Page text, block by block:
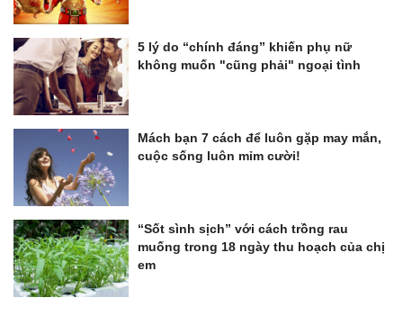
5 lý do “chính đáng” khiến phụ nữ
không muốn "cũng phải" ngoại tình
Mách bạn 7 cách để luôn gặp may mắn,
cuộc sống luôn mỉm cười!
“Sốt sình sịch” với cách trồng rau
muống trong 18 ngày thu hoạch của chị
em